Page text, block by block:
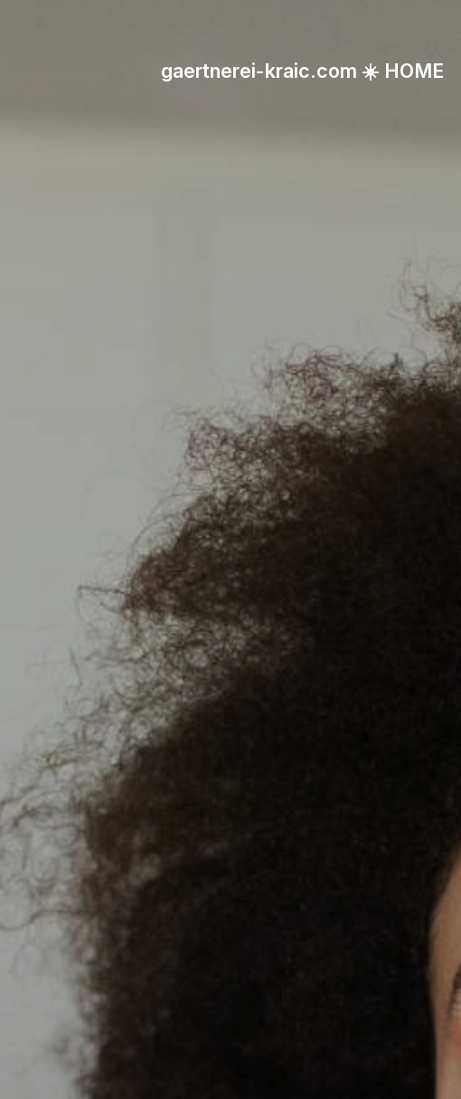
gaertnerei-kraic.com ☀️ HOME